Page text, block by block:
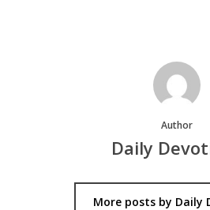
Author
Daily
More posts by Daily